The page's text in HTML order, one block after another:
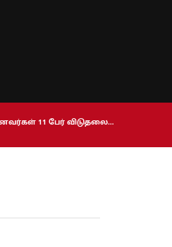
11 பேர் விடுதலை…